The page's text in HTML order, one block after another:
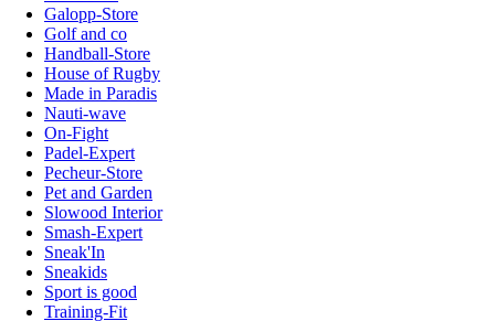
Galopp-Store
Golf and co
Handball-Store
House of Rugby
Made in Paradis
Nauti-wave
On-Fight
Padel-Expert
Pecheur-Store
Pet and Garden
Slowood Interior
Smash-Expert
Sneak'In
Sneakids
Sport is good
Training-Fit